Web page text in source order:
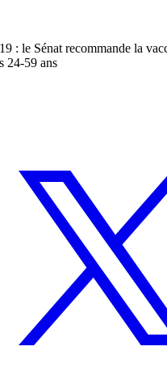
: le Sénat recommande la
24-59 ans